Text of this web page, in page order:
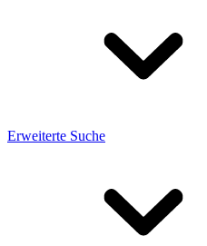
Erweiterte Suche